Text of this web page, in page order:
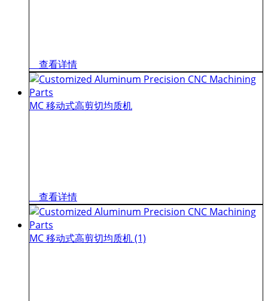
查看详情
MC 移动式高剪切均质机
查看详情
MC 移动式高剪切均质机 (1)